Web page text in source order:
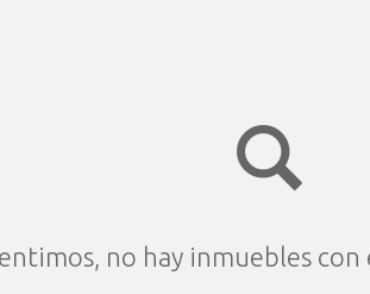
no hay inmuebles con